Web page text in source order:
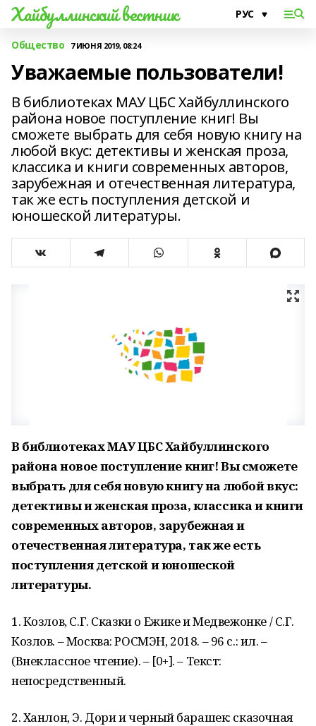
Хайбуллинский вестник
Общество 7 ИЮНЯ 2019, 08:24
Уважаемые пользователи!
В библиотеках МАУ ЦБС Хайбуллинского
района новое поступление книг! Вы
сможете выбрать для себя новую книгу на
любой вкус: детективы и женская проза,
классика и книги современных авторов,
зарубежная и отечественная литература,
так же есть поступления детской и
юношеской литературы.
В библиотеках МАУ ЦБС Хайбуллинского
района новое поступление книг! Вы сможете
выбрать для себя новую книгу на любой вкус:
детективы и женская проза, классика и книги
современных авторов, зарубежная и
отечественная литература, так же есть
поступления детской и юношеской
литературы.
1. Козлов, С.Г. Сказки о Ежике и Медвежонке / С.Г.
Козлов. – Москва: РОСМЭН, 2018. – 96 с.: ил. –
(Внеклассное чтение). – [0+]. – Текст:
непосредственный.
2. Ханлон, Э. Дори и черный барашек: сказочная